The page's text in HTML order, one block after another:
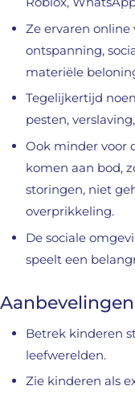
Ze ervaren online
ontspanning,
materiële
Tegelijkertijd
pesten,
Ook minder voor
komen aan bod,
storingen, niet
overprikkeling.
De sociale
speelt een
Aanbevelingen
Betrek kinderen
leefwerelden.
Zie kinderen als